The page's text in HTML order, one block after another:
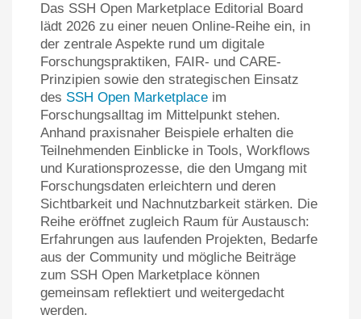
Das SSH Open Marketplace Editorial Board
lädt 2026 zu einer neuen Online-Reihe ein, in
der zentrale Aspekte rund um digitale
Forschungspraktiken, FAIR- und CARE-
Prinzipien sowie den strategischen Einsatz
des SSH Open Marketplace im
Forschungsalltag im Mittelpunkt stehen.
Anhand praxisnaher Beispiele erhalten die
Teilnehmenden Einblicke in Tools, Workflows
und Kurationsprozesse, die den Umgang mit
Forschungsdaten erleichtern und deren
Sichtbarkeit und Nachnutzbarkeit stärken. Die
Reihe eröffnet zugleich Raum für Austausch:
Erfahrungen aus laufenden Projekten, Bedarfe
aus der Community und mögliche Beiträge
zum SSH Open Marketplace können
gemeinsam reflektiert und weitergedacht
werden.